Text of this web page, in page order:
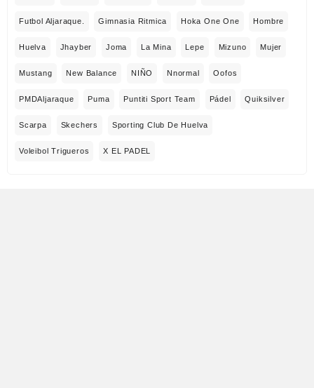
Futbol Aljaraque. Gimnasia Ritmica Hoka One One Hombre
Huelva Jhayber Joma La Mina Lepe Mizuno Mujer
Mustang New Balance NIÑO Nnormal Oofos
PMDAljaraque Puma Puntiti Sport Team Pádel Quiksilver
Scarpa Skechers Sporting Club De Huelva
Voleibol Trigueros X EL PADEL